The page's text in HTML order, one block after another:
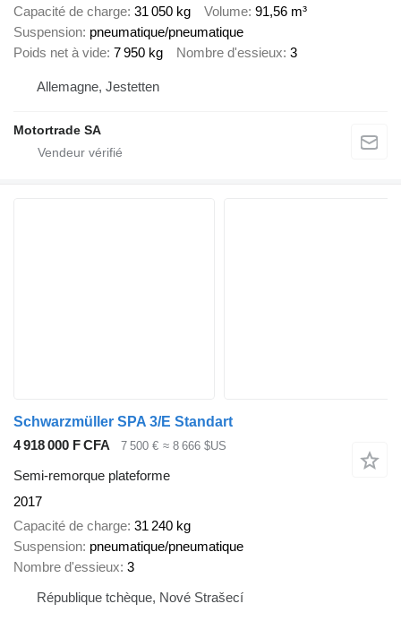
Capacité de charge 31 050 kg Volume 91,56 m³
Suspension pneumatique/pneumatique
Poids net à vide 7 950 kg Nombre d'essieux 3
Allemagne, Jestetten
Motortrade SA
Schwarzmüller SPA 3/E Standart
4 918 000 F CFA
7 500 € ≈ 8 666 $US
Semi-remorque plateforme
2017
Capacité de charge 31 240 kg
Suspension pneumatique/pneumatique
Nombre d'essieux 3
République tchèque, Nové Strašecí